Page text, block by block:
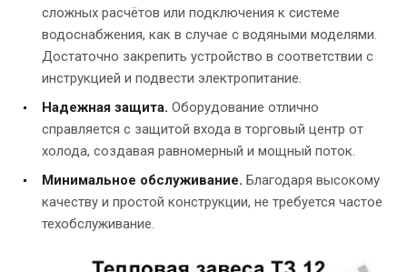
сложных расчётов или подключения к системе
водоснабжения, как в случае с водяными моделями.
Достаточно закрепить устройство в соответствии с
инструкцией и подвести электропитание.
Надежная защита. Оборудование отлично
справляется с защитой входа в торговый центр от
холода, создавая равномерный и мощный поток.
Минимальное обслуживание. Благодаря высокому
качеству и простой конструкции, не требуется частое
техобслуживание.